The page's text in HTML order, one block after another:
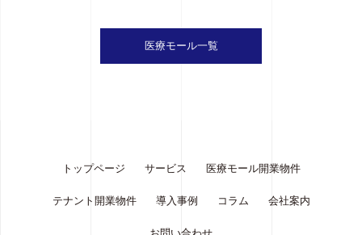
医療モール一覧
トップページ サービス 医療モール開業物件
テナント開業物件 導入事例 コラム 会社案内